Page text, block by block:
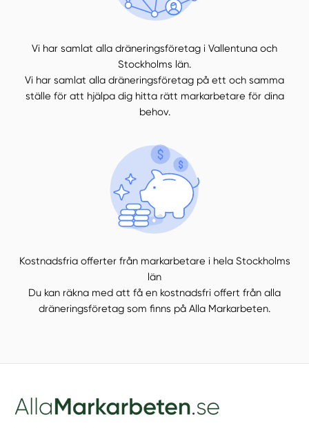
Vi har samlat alla dräneringsföretag i Vallentuna och
Stockholms län.
Vi har samlat alla dräneringsföretag på ett och samma
ställe för att hjälpa dig hitta rätt markarbetare för dina
behov.
Kostnadsfria offerter från markarbetare i hela Stockholms
län
Du kan räkna med att få en kostnadsfri offert från alla
dräneringsföretag som finns på Alla Markarbeten.